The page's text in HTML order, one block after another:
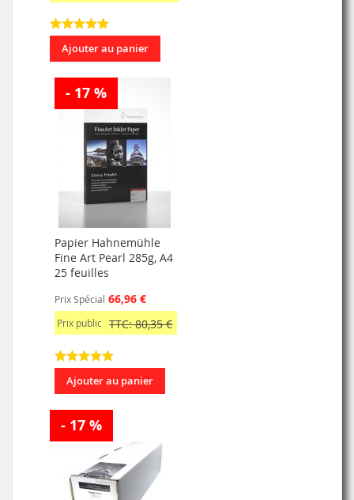
Ajouter au panier
- 17 %
Papier Hahnemühle
Fine Art Pearl 285g, A4
25 feuilles
Prix Spécial 66,96 €
Prix public TTC: 80,35 €
Ajouter au panier
- 17 %